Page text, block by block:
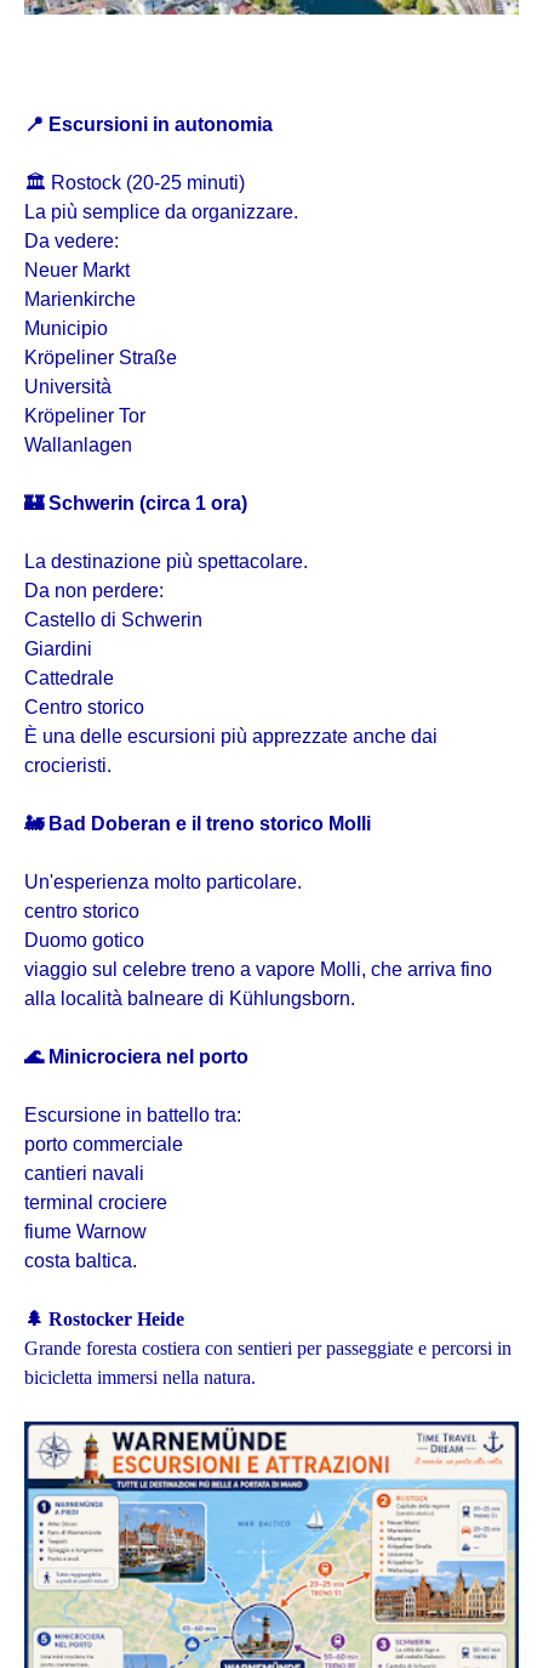
📍 Escursioni in autonomia
🏛️ Rostock (20-25 minuti)
La più semplice da organizzare.
Da vedere:
Neuer Markt
Marienkirche
Municipio
Kröpeliner Straße
Università
Kröpeliner Tor
Wallanlagen
🏰 Schwerin (circa 1 ora)
La destinazione più spettacolare.
Da non perdere:
Castello di Schwerin
Giardini
Cattedrale
Centro storico
È una delle escursioni più apprezzate anche dai
crocieristi.
🚂 Bad Doberan e il treno storico Molli
Un'esperienza molto particolare.
centro storico
Duomo gotico
viaggio sul celebre treno a vapore Molli, che arriva fino
alla località balneare di Kühlungsborn.
🌊 Minicrociera nel porto
Escursione in battello tra:
porto commerciale
cantieri navali
terminal crociere
fiume Warnow
costa baltica.
🌲 Rostocker Heide
Grande foresta costiera con sentieri per passeggiate e percorsi in
bicicletta immersi nella natura.